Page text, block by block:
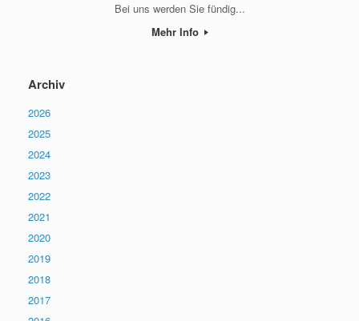
Bei uns werden Sie fündig...
Mehr Info
Archiv
2026
2025
2024
2023
2022
2021
2020
2019
2018
2017